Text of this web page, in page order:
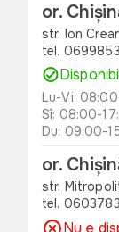
or.
str. Ion
tel.
Lu-Vi:
Sî: 08:00-
Du: 09:00-
or.
str.
tel.
Nu e